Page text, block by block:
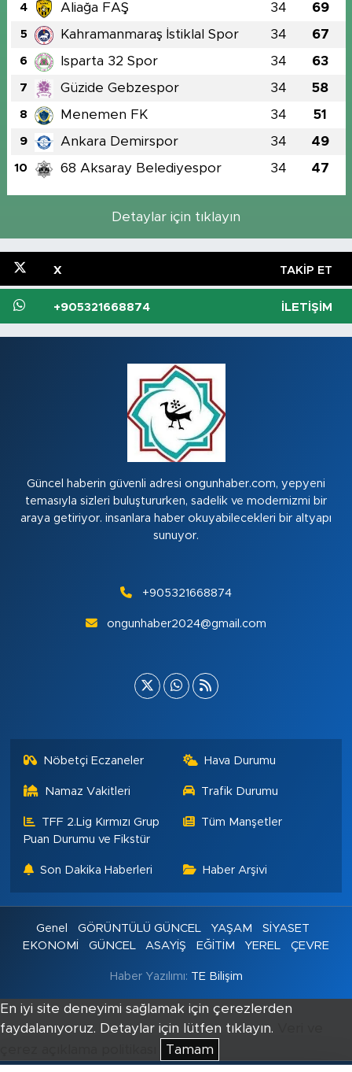
4 Aliağa FAŞ 34 69
5 Kahramanmaraş İstiklal Spor 34 67
6 Isparta 32 Spor 34 63
7 Güzide Gebzespor 34 58
8 Menemen FK 34 51
9 Ankara Demirspor 34 49
10 68 Aksaray Belediyespor 34 47
Detaylar için tıklayın
X TAKIP ET
+905321668874 İLETIŞIM
Güncel haberin güvenli adresi ongunhaber.com, yepyeni
temasıyla sizleri buluştururken, sadelik ve modernizmi bir
araya getiriyor. insanlara haber okuyabilecekleri bir altyapı
sunuyor.
+905321668874
ongunhaber2024@gmail.com
Nöbetçi Eczaneler Hava Durumu
Namaz Vakitleri Trafik Durumu
TFF 2.Lig Kırmızı Grup
Puan Durumu ve Fikstür
Tüm Manşetler
Son Dakika Haberleri Haber Arşivi
Genel GÖRÜNTÜLÜ GÜNCEL YAŞAM
SİYASET
EKONOMİ
GÜNCEL ASAYİŞ EĞİTİM YEREL ÇEVRE
Haber Yazılımı: TE Bilişim
En iyi site deneyimi sağlamak için çerezlerden
faydalanıyoruz. Detaylar için lütfen tıklayın.
Tamam